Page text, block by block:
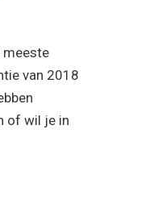
meeste
van 2018
of wil je in